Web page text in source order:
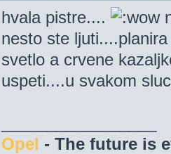
hvala pistre....
nesto ste
svetlo a crvene
uspeti....u svakom
Opel - The future is